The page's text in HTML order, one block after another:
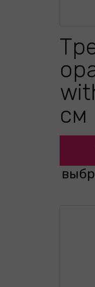
см